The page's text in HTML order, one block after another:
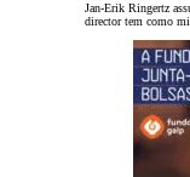
Jan-Erik Ringertz
director tem como